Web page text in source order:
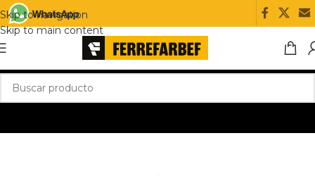
Skip to navigation
Skip to main content